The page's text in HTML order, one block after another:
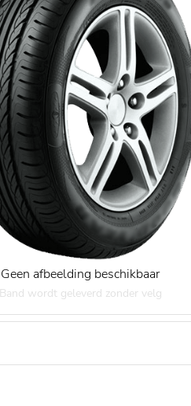
Geen afbeelding beschikbaar
Band wordt geleverd zonder velg